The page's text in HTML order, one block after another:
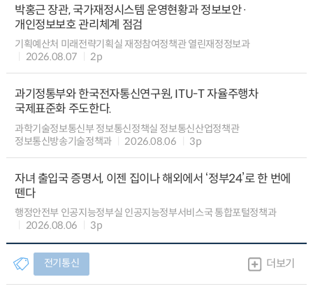
박홍근 장관, 국가재정시스템 운영현황과 정보보안·
개인정보보호 관리체계 점검
기획예산처 미래전략기획실 재정참여정책관 열린재정정보과
2026.08.07
2p
과기정통부와 한국전자통신연구원, ITU-T 자율주행차
국제표준화 주도한다.
과학기술정보통신부 정보통신정책실 정보통신산업정책관
정보통신방송기술정책과
2026.08.06 3p
자녀 출입국 증명서, 이젠 집이나 해외에서 ‘정부24’로 한 번에
뗀다
행정안전부 인공지능정부실 인공지능정부서비스국 통합포털정책과
2026.08.06
3p
전기통신 더보기